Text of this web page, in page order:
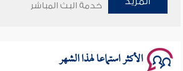
خدمة البث المباشر
الأكثر استماعا لهذا الشهر